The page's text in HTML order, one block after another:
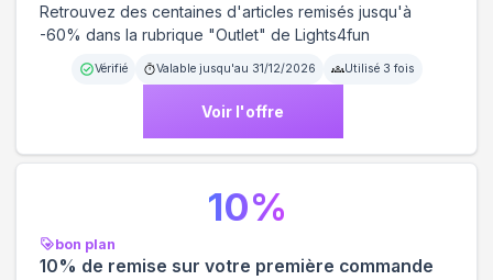
Retrouvez des centaines d'articles remisés jusqu'à
-60% dans la rubrique "Outlet" de Lights4fun
Vérifié Valable jusqu'au 31/12/2026 Utilisé 3 fois
Voir l'offre
bon plan
10% de remise sur votre première commande
10%